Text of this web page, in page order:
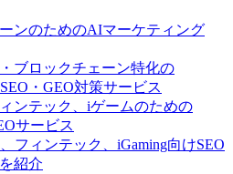
ンのためのAIマーケティング
ブロックチェーン特化の
・GEO対策サービス
ンテック、iゲームのための
サービス
フィンテック、iGaming向けSEO
紹介